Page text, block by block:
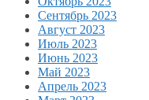
Сентябрь 2023
Август 2023
Июль 2023
Июнь 2023
Май 2023
Апрель 2023